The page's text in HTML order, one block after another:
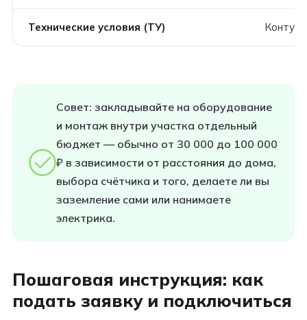
Технические условия (ТУ) Контур
Совет: закладывайте на оборудование
и монтаж внутри участка отдельный
бюджет — обычно от 30 000 до 100 000
₽ в зависимости от расстояния до дома,
выбора счётчика и того, делаете ли вы
заземление сами или нанимаете
электрика.
Пошаговая инструкция: как
подать заявку и подключиться